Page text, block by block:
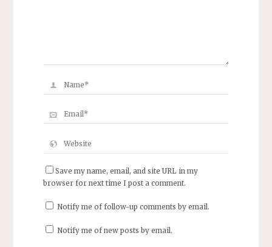
Save my name, email, and site URL in my
browser for next time I post a comment.
Notify me of follow-up comments by email.
Notify me of new posts by email.